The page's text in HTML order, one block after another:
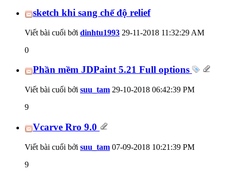
sketch khi sang chế độ relief
Viết bài cuối bởi dinhtu1993 29-11-2018 11:32:29 AM
0
Phần mềm JDPaint 5.21 Full options
Viết bài cuối bởi suu_tam 29-10-2018 06:42:39 PM
9
Vcarve Rro 9.0
Viết bài cuối bởi suu_tam 07-09-2018 10:21:39 PM
9